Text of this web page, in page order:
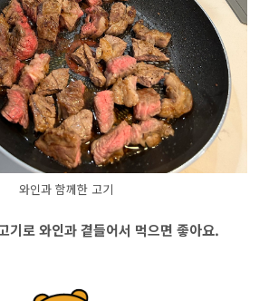
와인과 함께한 고기
기로 와인과 곁들어서 먹으면 좋아요.